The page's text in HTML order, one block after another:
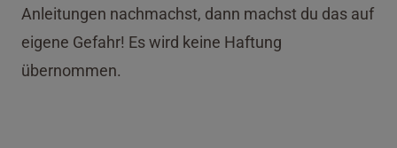
Anleitungen nachmachst, dann machst du das auf
eigene Gefahr! Es wird keine Haftung
übernommen.